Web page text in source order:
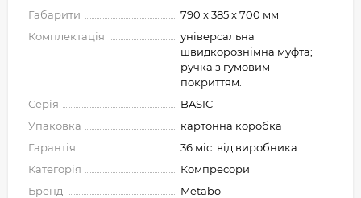
Габарити
790 x 385 x 700 мм
Комплектація
універсальна
швидкорознімна муфта;
ручка з гумовим
покриттям.
Серія
BASIC
Упаковка
картонна коробка
Гарантія
36 міс. від виробника
Категорія
Компресори
Бренд
Metabo